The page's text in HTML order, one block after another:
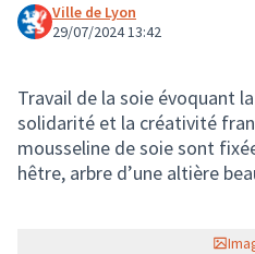
Ville de Lyon
29/07/2024 13:42
Travail de la soie évoquant
solidarité et la créativité
mousseline de soie sont
hêtre, arbre d’une altière